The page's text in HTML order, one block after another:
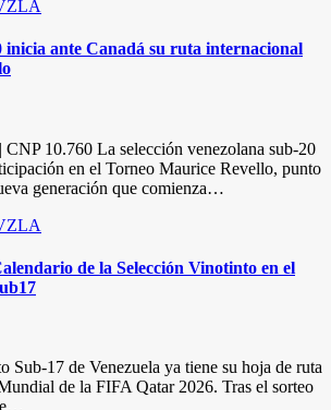
ante Canadá su ruta internacional
10.760 La selección venezolana sub-20
en el Torneo Maurice Revello, punto
generación que comienza…
de la Selección Vinotinto en el
Sub-17 de Venezuela ya tiene su hoja de ruta
de la FIFA Qatar 2026. Tras el sorteo